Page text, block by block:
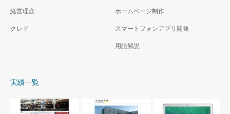
経営理念
クレド
ホームページ制作
スマートフォンアプリ開発
用語解説
実績一覧